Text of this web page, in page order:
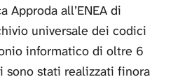
Approda all’ENEA di
universale dei codici
informatico di oltre 6
stati realizzati finora